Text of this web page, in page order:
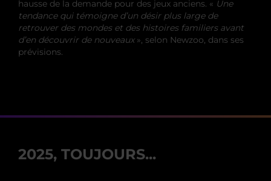
hausse de la demande pour des jeux anciens. « Une
tendance qui témoigne d’un désir plus large de
retrouver des mondes et des histoires familiers avant
d’en découvrir de nouveaux», selon Newzoo, dans ses
prévisions.
2025, TOUJOURS...